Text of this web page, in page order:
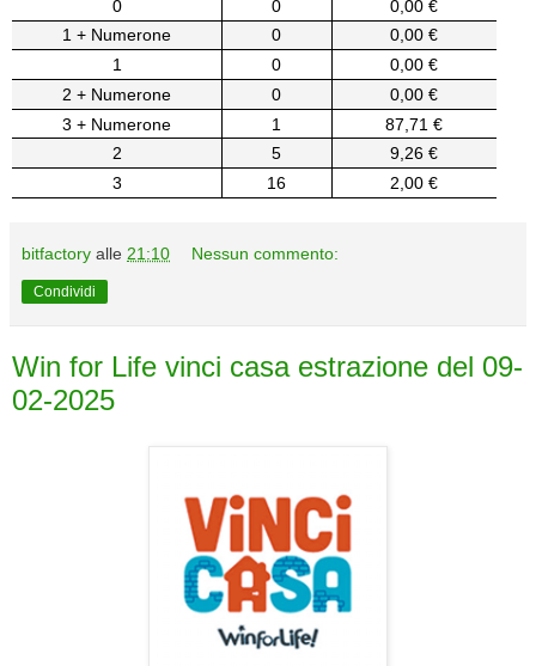
0
0
0,00 €
1 + Numerone
0
0,00 €
1
0
0,00 €
2 + Numerone
0
0,00 €
3 + Numerone
1
87,71 €
2
5
9,26 €
3
16 2,00 €
bitfactory alle 21:10 Nessun commento:
Condividi
Win for Life vinci casa estrazione del 09-
02-2025